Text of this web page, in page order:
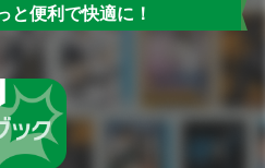
と便利で快適に！